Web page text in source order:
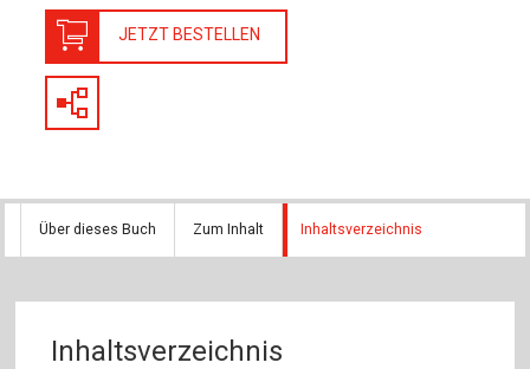
JETZT BESTELLEN
Über dieses Buch Zum Inhalt Inhaltsverzeichnis
Inhaltsverzeichnis